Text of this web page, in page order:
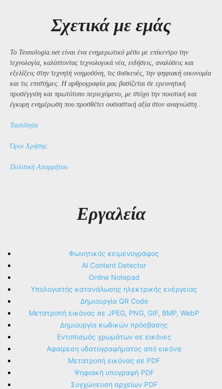
Σχετικά με εμάς
Το Texnologia.net είναι ένα ενημερωτικό μέσο με επίκεντρο την
τεχνολογία, καλύπτοντας τεχνολογικά νέα, ειδήσεις, αναλύσεις και
εξελίξεις στην τεχνητή νοημοσύνη, τις συσκευές, την ψηφιακή οικονομία
και τις επιστήμες. Η αρθρογραφία μας βασίζεται σε ερευνητική
προσέγγιση και πρωτότυπο περιεχόμενο, με στόχο την ποιοτική και
έγκυρη ενημέρωση που προσθέτει ουσιαστική αξία στον αναγνώστη..
Ταυτότητα
Όροι Χρήσης
Πολιτική Απορρήτου
Εργαλεία
Φωνητικός κειμενογράφος
AI Content Detector
Online Notepad
Υπολογιστής κατανάλωσης ηλεκτρικής ενέργειας
Δημιουργία QR Code
Μετατροπή εικόνας σε JPEG, PNG, GIF, BMP, WebP
Δημιουργία κωδικών πρόσβασης
Εντοπισμός χρωμάτων σε εικόνες
Αφαίρεση υδατογραφήματος από εικόνα
Μετατροπή εικόνας σε PDF
Ψηφιακή υπογραφή PDF
Συγχώνευση αρχείων PDF